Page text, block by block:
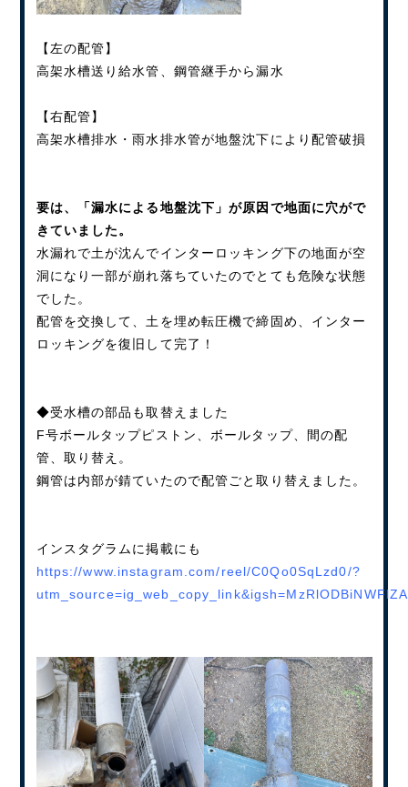
【左の配管】
高架水槽送り給水管、鋼管継手から漏水
【右配管】
高架水槽排水・雨水排水管が地盤沈下により配管破損
要は、「漏水による地盤沈下」が原因で地面に穴がで
きていました。
水漏れで土が沈んでインターロッキング下の地面が空
洞になり一部が崩れ落ちていたのでとても危険な状態
でした。
配管を交換して、土を埋め転圧機で締固め、インター
ロッキングを復旧して完了！
◆受水槽の部品も取替えました
F号ボールタップピストン、ボールタップ、間の配
管、取り替え。
鋼管は内部が錆ていたので配管ごと取り替えました。
インスタグラムに掲載にも
https://www.instagram.com/reel/C0Qo0SqLzd0/?